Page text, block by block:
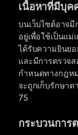
เนื้อหาที่มีบุค
บนเว็บไซต์อาจ
อยู่เพื่อใช้เป็นแ
ได้รับความยินย
และมีการตรวจ
กำหนดทางกฎห
จะถูกเก็บรักษาต
75
กระบวนการ